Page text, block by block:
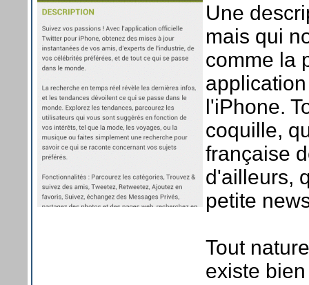
Une
mais qui
comme la
l'iPhone.
coquille,
française
d'ailleurs,
petite
Tout
existe